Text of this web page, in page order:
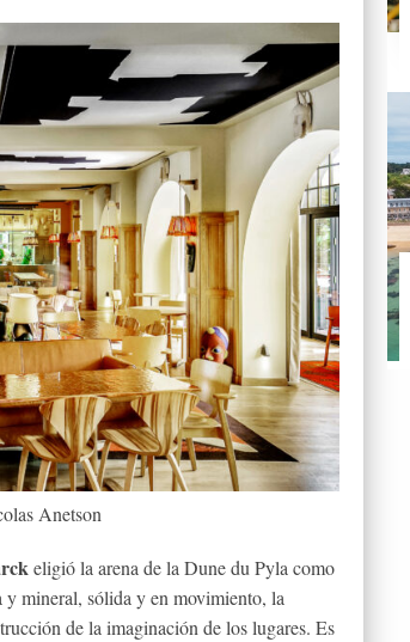
Anetson
eligió la arena de la Dune du Pyla como
mineral, sólida y en movimiento, la
de la imaginación de los lugares. Es